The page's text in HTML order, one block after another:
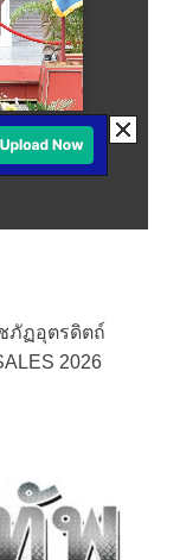
ภัฏอุตรดิตถ์
2026